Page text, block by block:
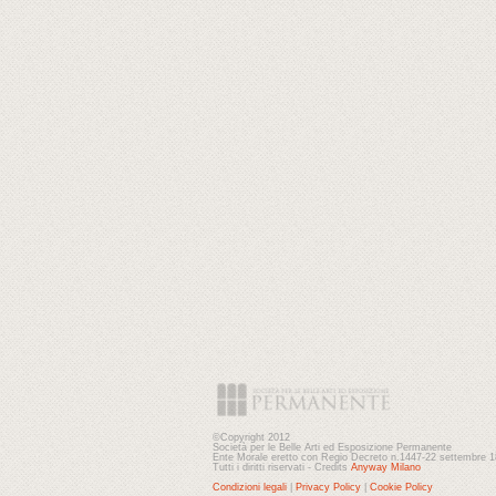
©Copyright 2012
Società per le Belle Arti ed Esposizione Permanente
Ente Morale eretto con Regio Decreto n.1447-22 settembre
Tutti i diritti riservati - Credits Anyway Milano
Condizioni legali
Privacy Policy Cookie Policy